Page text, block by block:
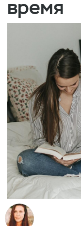
время